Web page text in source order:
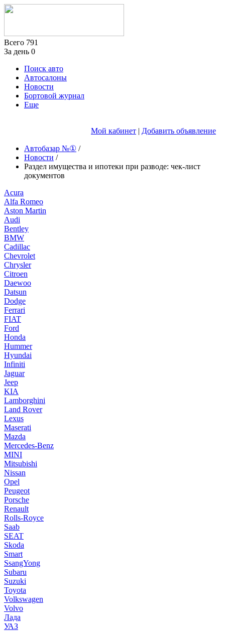
Всего 791
За день 0
Поиск авто
Автосалоны
Новости
Бортовой журнал
Еще
Мой кабинет | Добавить объявление
Автобазар №① /
Новости /
Раздел имущества и ипотеки при разводе: чек-лист
документов
Acura
Alfa Romeo
Aston Martin
Audi
Bentley
BMW
Cadillac
Chevrolet
Chrysler
Citroen
Daewoo
Datsun
Dodge
Ferrari
FIAT
Ford
Honda
Hummer
Hyundai
Infiniti
Jaguar
Jeep
KIA
Lamborghini
Land Rover
Lexus
Maserati
Mazda
Mercedes-Benz
MINI
Mitsubishi
Nissan
Opel
Peugeot
Porsche
Renault
Rolls-Royce
Saab
SEAT
Skoda
Smart
SsangYong
Subaru
Suzuki
Toyota
Volkswagen
Volvo
Лада
УАЗ